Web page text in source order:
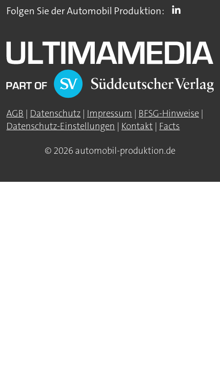
Folgen Sie der Automobil Produktion:
AGB | Datenschutz | Impressum | BFSG-Hinweise |
Datenschutz-Einstellungen | Kontakt | Facts
© 2026 automobil-produktion.de